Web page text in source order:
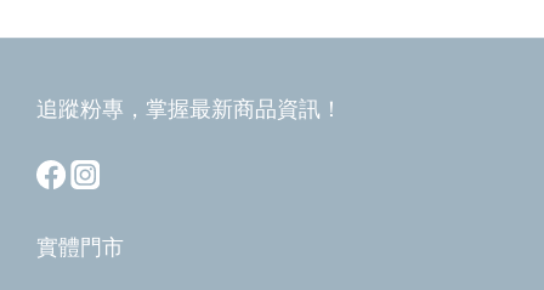
追蹤粉專，掌握最新商品資訊！
實體門市